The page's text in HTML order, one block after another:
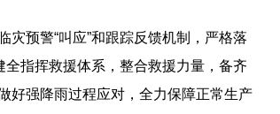
预警“叫应”和跟踪反馈机制，严格落
指挥救援体系，整合救援力量，备齐
好强降雨过程应对，全力保障正常生产